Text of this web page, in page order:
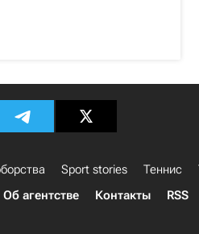
Sport stories Теннис
Об агентстве Контакты RSS